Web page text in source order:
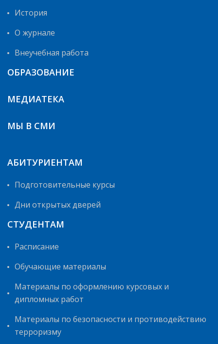
История
О журнале
Внеучебная работа
ОБРАЗОВАНИЕ
МЕДИАТЕКА
МЫ В СМИ
АБИТУРИЕНТАМ
Подготовительные курсы
Дни открытых дверей
СТУДЕНТАМ
Расписание
Обучающие материалы
Материалы по оформлению курсовых и
дипломных работ
Материалы по безопасности и противодействию
терроризму